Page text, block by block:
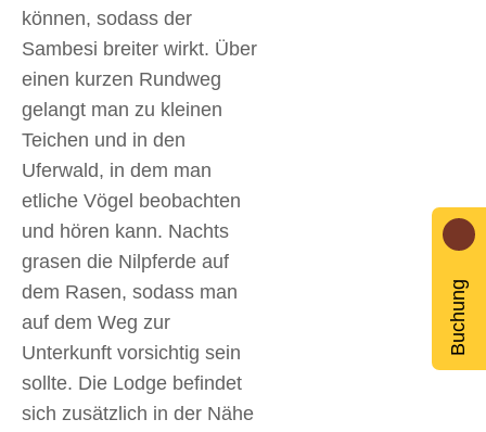
können, sodass der
Sambesi breiter wirkt. Über
einen kurzen Rundweg
gelangt man zu kleinen
Teichen und in den
Uferwald, in dem man
etliche Vögel beobachten
und hören kann. Nachts
grasen die Nilpferde auf
dem Rasen, sodass man
auf dem Weg zur
Unterkunft vorsichtig sein
sollte. Die Lodge befindet
sich zusätzlich in der Nähe
Buchung